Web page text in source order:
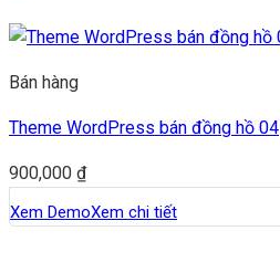
phẩm
Bán hàng
Theme WordPress bán đồng hồ 04
900,000 ₫
Xem DemoXem chi tiết